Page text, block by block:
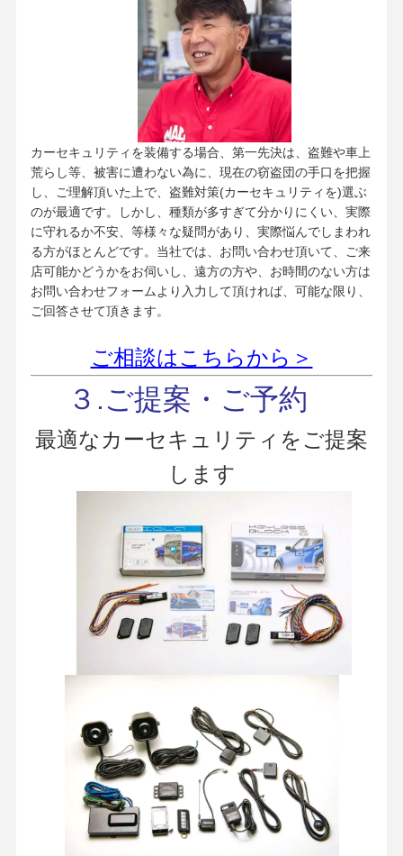
カーセキュリティを装備する場合、第一先決は、盗難や車上
荒らし等、被害に遭わない為に、現在の窃盗団の手口を把握
し、ご理解頂いた上で、盗難対策(カーセキュリティを)選ぶ
のが最適です。しかし、種類が多すぎて分かりにくい、実際
に守れるか不安、等様々な疑問があり、実際悩んでしまわれ
る方がほとんどです。当社では、お問い合わせ頂いて、ご来
店可能かどうかをお伺いし、遠方の方や、お時間のない方は
お問い合わせフォームより入力して頂ければ、可能な限り、
ご回答させて頂きます。
ご相談はこちらから＞
３.ご提案・ご予約
最適なカーセキュリティをご提案
します